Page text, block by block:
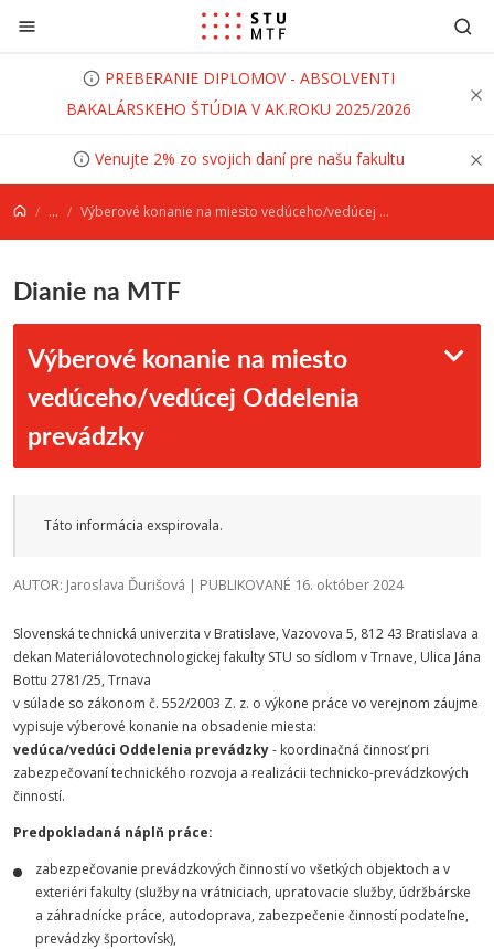
Prejsť na obsah
PREBERANIE DIPLOMOV - ABSOLVENTI
BAKALÁRSKEHO ŠTÚDIA V AK.ROKU 2025/2026
Venujte 2% zo svojich daní pre našu fakultu
... Výberové konanie na miesto vedúceho/vedúcej Oddelenia prevádzky
Dianie na MTF
Výberové konanie na miesto
vedúceho/vedúcej Oddelenia
prevádzky
Táto informácia exspirovala.
AUTOR: Jaroslava Ďurišová | PUBLIKOVANÉ 16. október 2024
Slovenská technická univerzita v Bratislave, Vazovova 5, 812 43 Bratislava a
dekan Materiálovotechnologickej fakulty STU so sídlom v Trnave, Ulica Jána
Bottu 2781/25, Trnava
v súlade so zákonom č. 552/2003 Z. z. o výkone práce vo verejnom záujme
vypisuje výberové konanie na obsadenie miesta:
vedúca/vedúci Oddelenia prevádzky- koordinačná činnosť pri
zabezpečovaní technického rozvoja a realizácii technicko-prevádzkových
činností.
Predpokladaná náplň práce:
zabezpečovanie prevádzkových činností vo všetkých objektoch a v
exteriéri fakulty (služby na vrátniciach, upratovacie služby, údržbárske
a záhradnícke práce, autodoprava, zabezpečenie činností podateľne,
prevádzky športovísk),